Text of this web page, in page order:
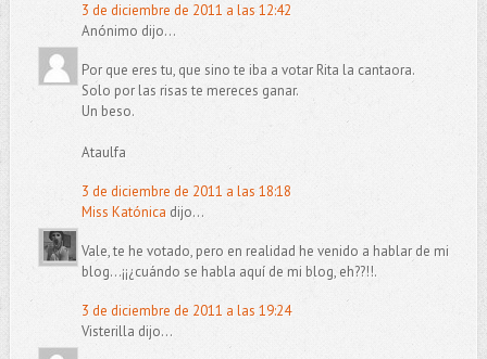
3 de diciembre de 2011 a las 12:42
Anónimo dijo...
Por que eres tu, que sino te iba a votar Rita la cantaora.
Solo por las risas te mereces ganar.
Un beso.
Ataulfa
3 de diciembre de 2011 a las 18:18
Miss Katónica dijo...
Vale, te he votado, pero en realidad he venido a hablar de mi
blog...¡¡¿cuándo se habla aquí de mi blog, eh??!!.
3 de diciembre de 2011 a las 19:24
Visterilla dijo...